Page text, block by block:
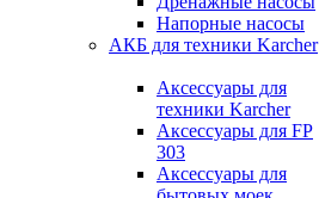
Напорные насосы
АКБ для техники Karcher
Аксессуары для
техники Karcher
Аксессуары для FP
303
Аксессуары для